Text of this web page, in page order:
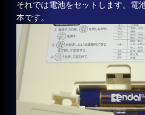
それでは電池をセットします。電
本です。